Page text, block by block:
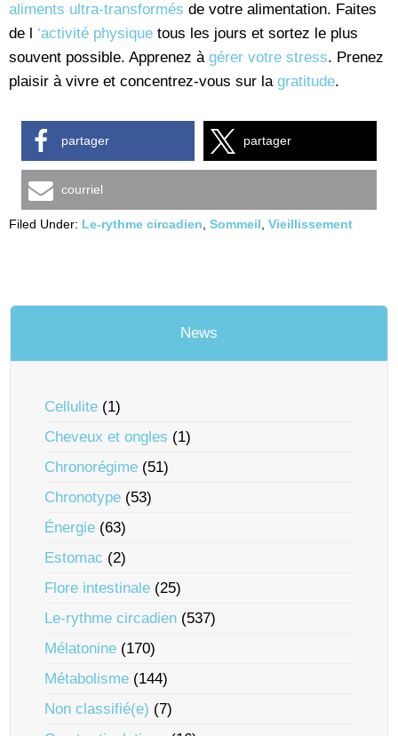
aliments ultra-transformés de votre alimentation. Faites
de l ‘activité physique tous les jours et sortez le plus
souvent possible. Apprenez à gérer votre stress. Prenez
plaisir à vivre et concentrez-vous sur la gratitude.
partager partager
courriel
Filed Under: Le-rythme circadien Sommeil Vieillissement
News
Cellulite (1)
Cheveux et ongles (1)
Chronorégime (51)
Chronotype (53)
Énergie (63)
Estomac (2)
Flore intestinale (25)
Le-rythme circadien (537)
Mélatonine (170)
Métabolisme (144)
Non classifié(e) (7)